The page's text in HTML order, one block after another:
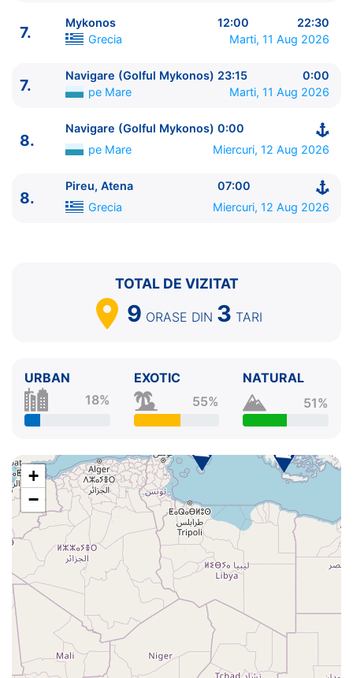
8.
Navigare (Golful Mykonos) pe Mare
0:00 - ⚓
8.
Pireu, Atena Grecia
7.
Mykonos 12:00
22:30
Grecia
Marti, 11 Aug 2026
7.
Navigare (Golful Mykonos) 23:15
0:00
pe Mare
Marti, 11 Aug 2026
8.
Navigare (Golful Mykonos) 0:00
pe Mare
Miercuri, 12 Aug 2026
8.
Pireu, Atena
07:00
Grecia
Miercuri, 12 Aug 2026
TOTAL DE VIZITAT
9 ORASE DIN 3 TARI
URBAN
18%
EXOTIC
55%
NATURAL
51%
+
−